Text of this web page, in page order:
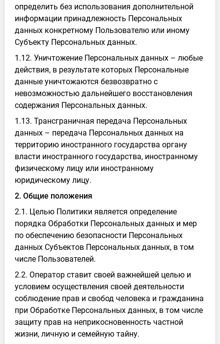
определить без использования дополнительной
информации принадлежность Персональных
данных конкретному Пользователю или иному
Субъекту Персональных данных.
1.12. Уничтожение Персональных данных – любые
действия, в результате которых Персональные
данные уничтожаются безвозвратно с
невозможностью дальнейшего восстановления
содержания Персональных данных.
1.13. Трансграничная передача Персональных
данных – передача Персональных данных на
территорию иностранного государства органу
власти иностранного государства, иностранному
физическому лицу или иностранному
юридическому лицу.
2. Общие положения
2.1. Целью Политики является определение
порядка Обработки Персональных данных и мер
по обеспечению безопасности Персональных
данных Субъектов Персональных данных, в том
числе Пользователей.
2.2. Оператор ставит своей важнейшей целью и
условием осуществления своей деятельности
соблюдение прав и свобод человека и гражданина
при Обработке Персональных данных, в том числе
защиту прав на неприкосновенность частной
жизни, личную и семейную тайну.